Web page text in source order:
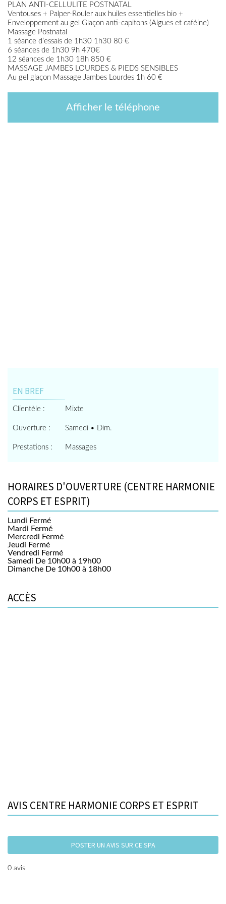
PLAN ANTI-CELLULITE POSTNATAL
Ventouses + Palper-Rouler aux huiles essentielles bio +
Enveloppement au gel Glaçon anti-capitons (Algues et caféine)
Massage Postnatal
1 séance d’essais de 1h30 1h30 80 €
6 séances de 1h30 9h 470€
12 séances de 1h30 18h 850 €
MASSAGE JAMBES LOURDES & PIEDS SENSIBLES
Au gel glaçon Massage Jambes Lourdes 1h 60 €
Afficher le téléphone
EN BREF
Clientèle : Mixte
Ouverture : Samedi • Dim.
Prestations : Massages
HORAIRES D'OUVERTURE (CENTRE HARMONIE
CORPS ET ESPRIT)
Lundi Fermé
Mardi Fermé
Mercredi Fermé
Jeudi Fermé
Vendredi Fermé
Samedi De 10h00 à 19h00
Dimanche De 10h00 à 18h00
ACCÈS
AVIS CENTRE HARMONIE CORPS ET ESPRIT
POSTER UN AVIS SUR CE SPA
0 avis